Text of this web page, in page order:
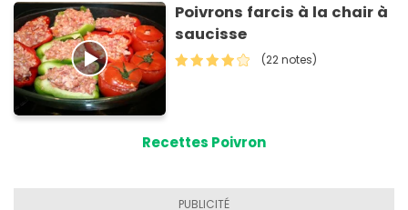
Poivrons farcis à la chair à
saucisse
(22 notes)
Recettes Poivron